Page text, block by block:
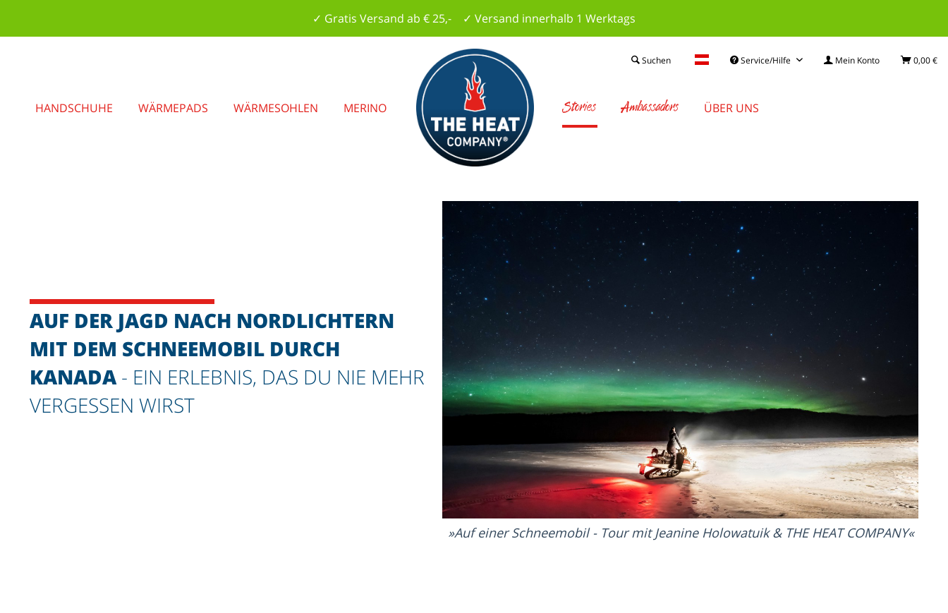
✓ Gratis Versand ab € 25,- ✓ Versand innerhalb 1 Werktags
Service/Hilfe Mein Konto 0,00 €
Suchen
HANDSCHUHE WÄRMEPADS WÄRMESOHLEN MERINO Stories Ambassadors ÜBER UNS
AUF DER JAGD NACH NORDLICHTERN
MIT DEM SCHNEEMOBIL DURCH
KANADA- EIN ERLEBNIS, DAS DU NIE MEHR
VERGESSEN WIRST
Auf einer Schneemobil - Tour mit Jeanine Holowatuik & THE HEAT COMPANY